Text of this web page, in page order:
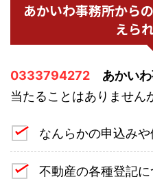
あかいわ事務所から
えら
0333794272 あかい
当たることはありません
なんらかの申込み
不動産の各種登記に